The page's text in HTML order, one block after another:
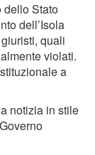
dello Stato
dell’Isola
quali
violati.
a
notizia in stile